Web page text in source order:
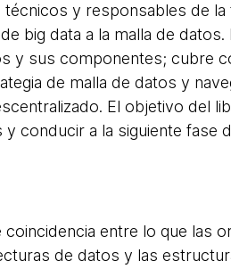
y responsables de
big data a la malla de
y sus componentes; cubre
de malla de datos y
El objetivo del
conducir a la siguiente fase
entre lo que las
de datos y las